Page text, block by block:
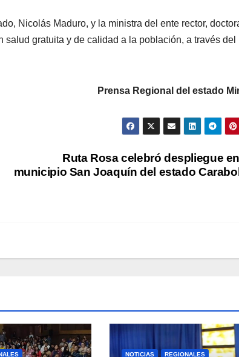
Nicolás Maduro, y la ministra del ente rector,
gratuita y de calidad a la población, a través del
Prensa Regional del estado
Ruta Rosa celebró despliegue
municipio San Joaquín del estado
NOTICIAS REGIONALES